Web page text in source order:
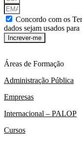
Concordo com os
dados sejam usados
Increver-me
Áreas de Formação
Administração Pública
Empresas
Internacional – PALOP
Cursos